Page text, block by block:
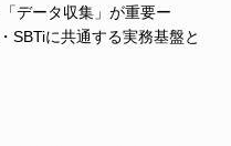
データ収集」が重要ー
SBTiに共通する実務基盤と